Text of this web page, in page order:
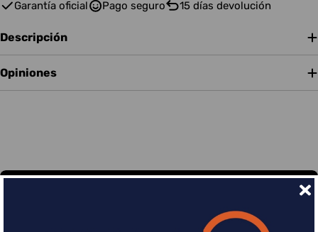
Garantía oficial Pago seguro 15 días devolución
Descripción
Opiniones
Divide en 3 sin coste o hasta en 18 meses por una